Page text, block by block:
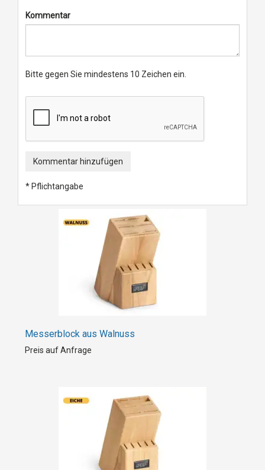
Kommentar
Bitte gegen Sie mindestens 10 Zeichen ein.
Kommentar hinzufügen
* Pflichtangabe
Messerblock aus Walnuss
Preis auf Anfrage